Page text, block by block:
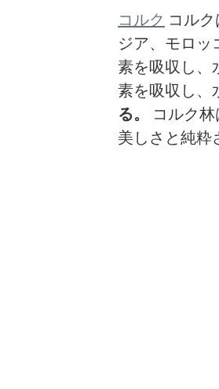
コルク コル
ジア、モロ
素を吸収し、
素を吸収し、
る。 コルク
美しさと純粋